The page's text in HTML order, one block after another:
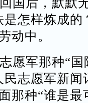
怎样炼成的
动中。
愿军那种“国
志愿军新闻
那种“谁是最